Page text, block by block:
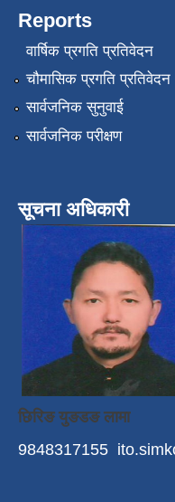
Reports
वार्षिक प्रगति प्रतिवेदन
चौमासिक प्रगति प्रतिवेदन
सार्वजनिक सुनुवाई
सार्वजनिक परीक्षण
सूचना अधिकारी
छिरिङ युङडङ लामा
9848317155